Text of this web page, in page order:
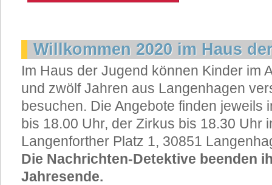
Willkommen 2020 im Haus
Im Haus der Jugend können Kinder im
und zwölf Jahren aus Langenhagen
besuchen. Die Angebote finden jeweils
bis 18.00 Uhr, der Zirkus bis 18.30 Uhr
Langenforther Platz 1, 30851
Die Nachrichten-Detektive beenden
Jahresende.